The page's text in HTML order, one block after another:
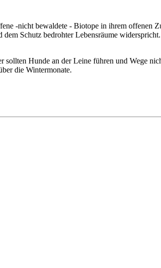
-nicht bewaldete - Biotope in ihrem offenen
Schutz bedrohter Lebensräume
Hunde an der Leine führen und Wege
die Wintermonate.